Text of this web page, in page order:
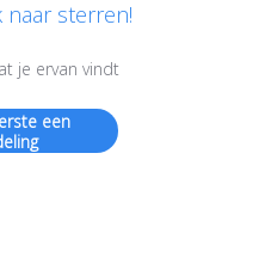
naar sterren!
je ervan vindt
een